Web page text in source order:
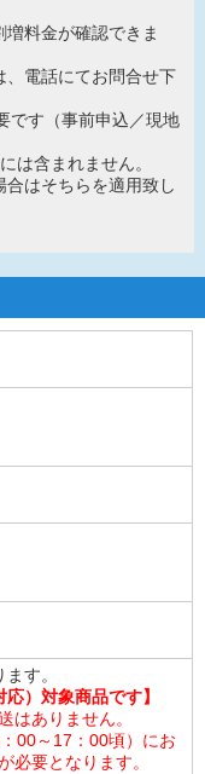
料金が確認できま
、電話にてお問合せ下
です（事前申込／現地
は含まれません。
はそちらを適用致し
す。
）対象商品です】
はありません。
00～17：00頃）にお
必要となります。